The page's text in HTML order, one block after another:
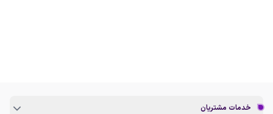
خدمات مشتریان